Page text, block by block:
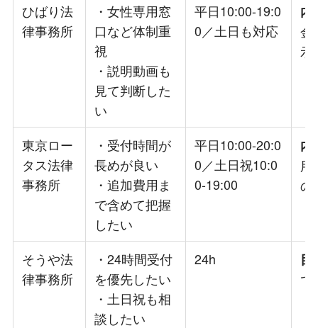
ひばり法
律事務所
・女性専用窓
口など体制重
視
・説明動画も
見て判断した
い
平日10:00-19:0
0／土日も対応
内
金
示
東京ロー
タス法律
事務所
・受付時間が
長めが良い
・追加費用ま
で含めて把握
したい
平日10:00-20:0
0／土日祝10:0
0-19:00
内
用
の
そうや法
律事務所
・24時間受付
を優先したい
・土日祝も相
談したい
24h
目
で